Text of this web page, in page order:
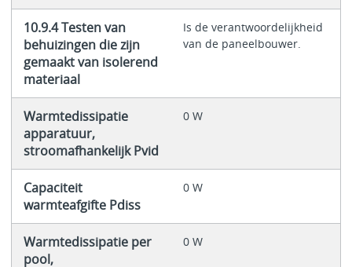
10.9.4 Testen van
behuizingen die zijn
gemaakt van isolerend
materiaal
Is de verantwoordelijkheid
van de paneelbouwer.
Warmtedissipatie
apparatuur,
stroomafhankelijk Pvid
0 W
Capaciteit
warmteafgifte Pdiss
0 W
Warmtedissipatie per
pool,
0 W